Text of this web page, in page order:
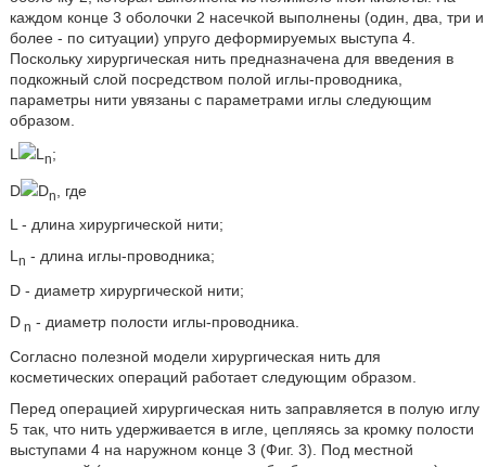
каждом конце 3 оболочки 2 насечкой выполнены (один, два, три и
более - по ситуации) упруго деформируемых выступа 4.
Поскольку хирургическая нить предназначена для введения в
подкожный слой посредством полой иглы-проводника,
параметры нити увязаны с параметрами иглы следующим
образом.
L
L n;
D Dn
, где
L - длина хирургической нити;
Ln - длина иглы-проводника;
D - диаметр хирургической нити;
Dn - диаметр полости иглы-проводника.
Согласно полезной модели хирургическая нить для
косметических операций работает следующим образом.
Перед операцией хирургическая нить заправляется в полую иглу
5 так, что нить удерживается в игле, цепляясь за кромку полости
выступами 4 на наружном конце 3 (Фиг. 3). Под местной